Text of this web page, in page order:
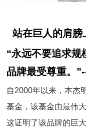
站在巨人的肩膀
“永远不要追求规
品牌最受尊重。
自2000年以来，本杰
基金，该基金由最伟
这证明了该品牌的巨大